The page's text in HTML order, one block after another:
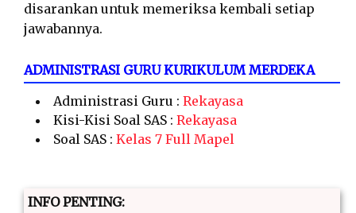
disarankan untuk memeriksa kembali setiap
jawabannya.
ADMINISTRASI GURU KURIKULUM MERDEKA
Administrasi Guru : Rekayasa
Kisi-Kisi Soal SAS : Rekayasa
Soal SAS : Kelas 7 Full Mapel
INFO PENTING: